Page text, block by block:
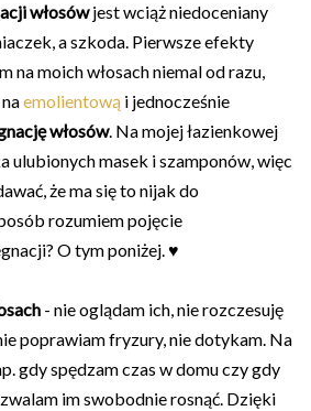
włosówjest wciąż niedoceniany
a szkoda. Pierwsze efekty
na moich włosach niemal od razu,
emolientową i jednocześnie
włosów. Na mojej łazienkowej
ulubionych masek i szamponów, więc
że ma się to nijak do
rozumiem pojęcie
O tym poniżej. ♥
- nie oglądam ich, nie rozczesuję
poprawiam fryzury, nie dotykam. Na
gdy spędzam czas w domu czy gdy
im swobodnie rosnąć. Dzięki